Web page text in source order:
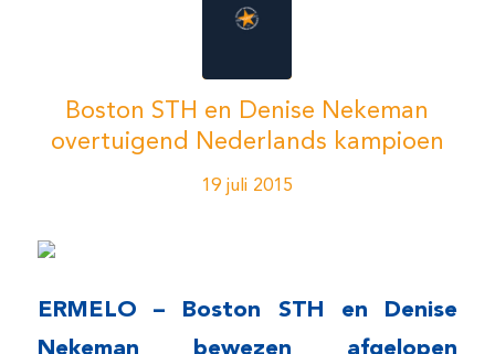
Boston STH en Denise Nekeman
overtuigend Nederlands kampioen
19 juli 2015
ERMELO – Boston STH en Denise
Nekeman bewezen afgelopen